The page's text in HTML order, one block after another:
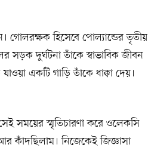
গোলরক্ষক হিসেবে পোল্যান্ডের তৃতীয়
সড়ক দুর্ঘটনা তাঁকে স্বাভাবিক জীবন
একটি গাড়ি তাঁকে ধাক্কা দেয়।
সেই সময়ের স্মৃতিচারণা করে ওলেকসি
কাঁদছিলাম। নিজেকেই জিজ্ঞাসা